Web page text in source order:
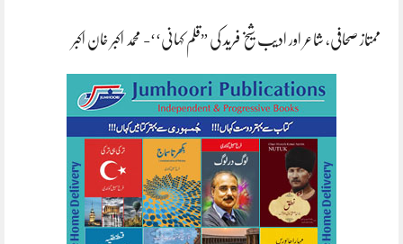
ممتاز صحافی، شاعر اور ادیب شیخ فرید کی ”قلم کہانی‘‘- محمد اکبر خان اکبر